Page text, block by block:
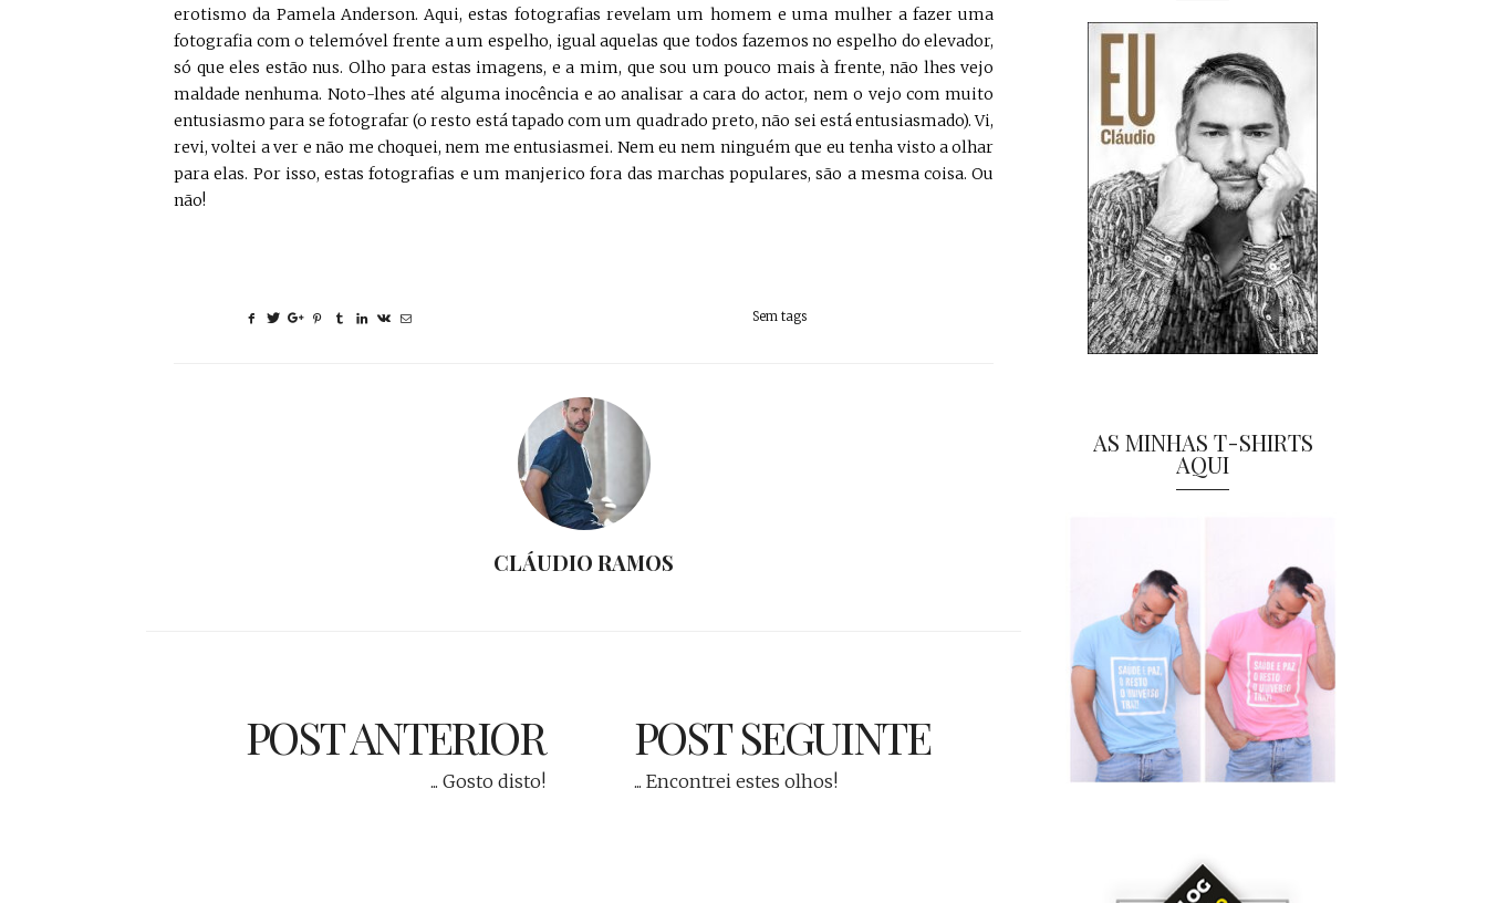
erotismo da Pamela Anderson. Aqui, estas fotografias revelam um homem e uma mulher a fazer uma
fotografia com o telemóvel frente a um espelho, igual aquelas que todos fazemos no espelho do elevador,
só que eles estão nus. Olho para estas imagens, e a mim, que sou um pouco mais à frente, não lhes vejo
maldade nenhuma. Noto-lhes até alguma inocência e ao analisar a cara do actor, nem o vejo com muito
entusiasmo para se fotografar (o resto está tapado com um quadrado preto, não sei está entusiasmado). Vi,
revi, voltei a ver e não me choquei, nem me entusiasmei. Nem eu nem ninguém que eu tenha visto a olhar
para elas. Por isso, estas fotografias e um manjerico fora das marchas populares, são a mesma coisa. Ou
não!
Sem tags
CLÁUDIO RAMOS
POST ANTERIOR
... Gosto disto!
POST SEGUINTE
... Encontrei estes olhos!
AS MINHAS T-SHIRTS
AQUI